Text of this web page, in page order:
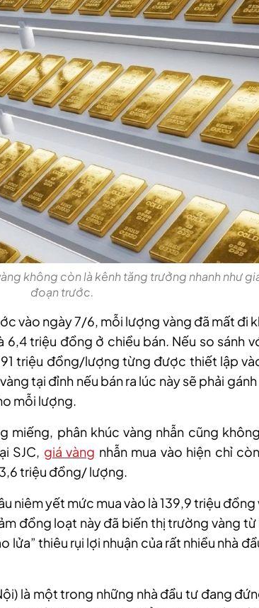
không còn là kênh tăng trưởng nhanh như
đoạn trước.
vào ngày 7/6, mỗi lượng vàng đã mất đi
6,4 triệu đồng ở chiều bán. Nếu so sánh
triệu đồng/lượng từng được thiết lập
tại đỉnh nếu bán ra lúc này sẽ phải
mỗi lượng.
miếng, phân khúc vàng nhẫn cũng
SJC, giá vàng nhẫn mua vào hiện chỉ
triệu đồng/ lượng.
niêm yết mức mua vào là 139,9 triệu đồng
đồng loạt này đã biến thị trường vàng từ
lửa” thiêu rụi lợi nhuận của rất nhiều nhà
là một trong những nhà đầu tư đang